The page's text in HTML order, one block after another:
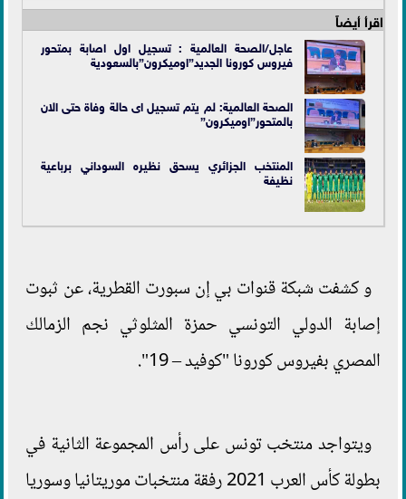
اقرأ أيضاً
عاجل/الصحة العالمية : تسجيل اول اصابة بمتحور
فيروس كورونا الجديد”اوميكرون”بالسعودية
الصحة العالمية: لم يتم تسجيل اى حالة وفاة حتى الان
بالمتحور”اوميكرون”
المنتخب الجزائري يسحق نظيره السوداني برباعية
نظيفة
و كشفت شبكة قنوات بي إن سبورت القطرية، عن ثبوت
إصابة الدولي التونسي حمزة المثلوثي نجم الزمالك
المصري بفيروس كورونا "كوفيد – 19".
ويتواجد منتخب تونس على رأس المجموعة الثانية في
بطولة كأس العرب 2021 رفقة منتخبات موريتانيا وسوريا